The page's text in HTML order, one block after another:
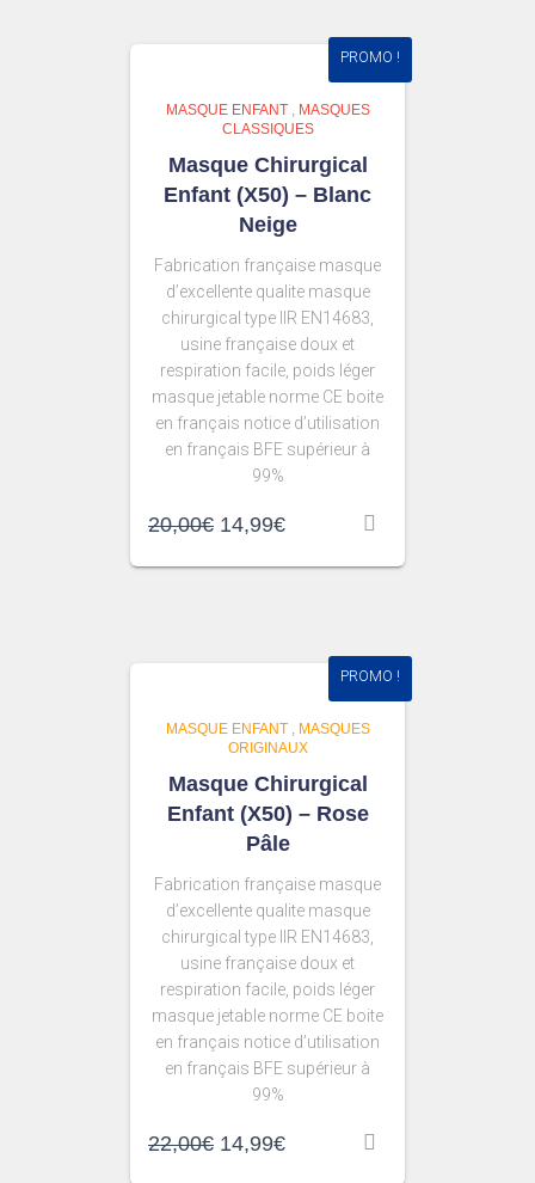
PROMO !
MASQUE ENFANT,
MASQUES
CLASSIQUES
Masque Chirurgical
Enfant (X50) – Blanc
Neige
Fabrication française masque
d’excellente qualite masque
chirurgical type IIR EN14683,
usine française doux et
respiration facile, poids léger
masque jetable norme CE boite
en français notice d’utilisation
en français BFE supérieur à
99%
20,00€ 14,99€
PROMO !
MASQUE ENFANT,
MASQUES
ORIGINAUX
Masque Chirurgical
Enfant (X50) – Rose
Pâle
Fabrication française masque
d’excellente qualite masque
chirurgical type IIR EN14683,
usine française doux et
respiration facile, poids léger
masque jetable norme CE boite
en français notice d’utilisation
en français BFE supérieur à
99%
22,00€ 14,99€